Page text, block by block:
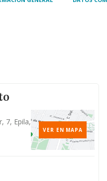
7, Epila,
VER EN MAPA